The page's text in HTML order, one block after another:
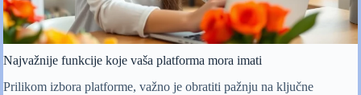
Najvažnije funkcije koje vaša platforma mora imati
Prilikom izbora platforme, važno je obratiti pažnju na ključne